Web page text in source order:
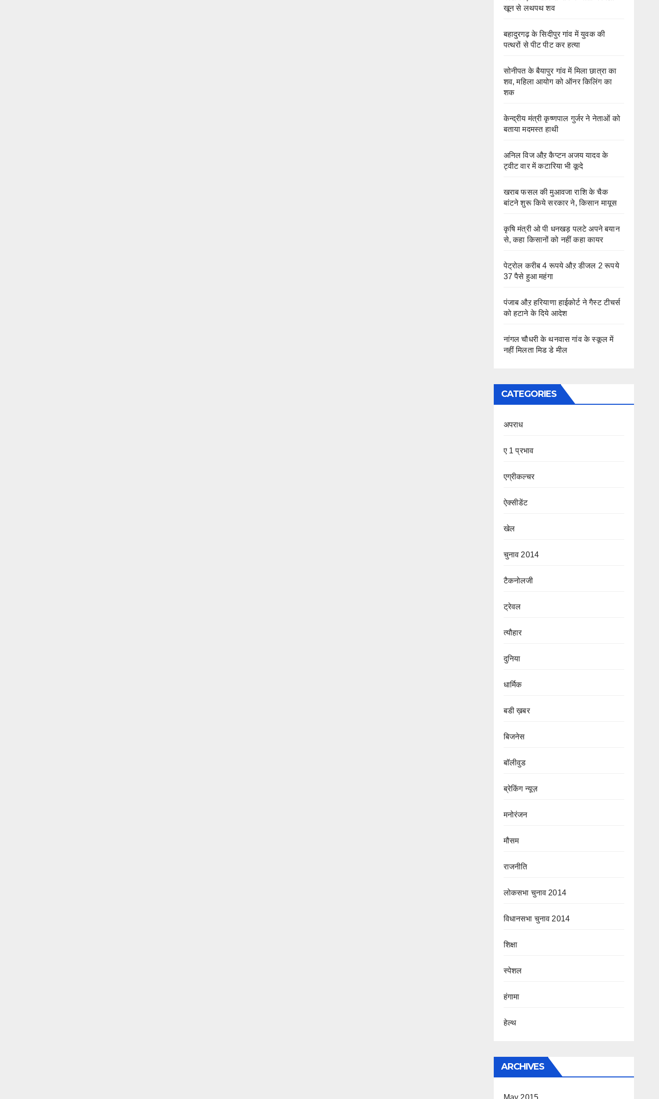
खून से लथपथ शव
बहादुरगढ़ के सिदीपुर गांव में युवक की
पत्थरों से पीट पीट कर हत्या
सोनीपत के बैयापुर गांव में मिला छात्रा का
शव, महिला आयोग को ऑनर किलिंग का
शक
केन्द्रीय मंत्री कृष्णपाल गुर्जर ने नेताओं को
बताया मदमस्त हाथी
अनिल विज औऱ कैप्टन अजय यादव के
ट्वीट वार में कटारिया भी कूदे
खराब फसल की मुआवजा राशि के चैक
बांटने शुरू किये सरकार ने, किसान मायूस
कृषि मंत्री ओ पी धनखड़ पलटे अपने बयान
से, कहा किसानों को नहीं कहा कायर
पेट्रोल करीब 4 रूपये औऱ डीजल 2 रूपये
37 पैसे हुआ महंगा
पंजाब औऱ हरियाणा हाईकोर्ट ने गैस्ट टीचर्स
को हटाने के दिये आदेश
नांगल चौधरी के थनवास गांव के स्कूल में
नहीं मिलता मिड डे मील
CATEGORIES
अपराध
ए 1 प्रभाव
एग्रीकल्चर
ऐक्सीडेंट
खेल
चुनाव 2014
टैकनोलजी
ट्रेवल
त्यौहार
दुनिया
धार्मिक
बडी ख़बर
बिजनेस
बॉलीवुड
ब्रेकिंग न्यूज़
मनोरंजन
मौसम
राजनीति
लोकसभा चुनाव 2014
विधानसभा चुनाव 2014
शिक्षा
स्पेशल
हंगामा
हेल्थ
ARCHIVES
May 2015